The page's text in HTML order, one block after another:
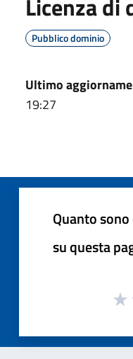
Licenza
Pubblico dominio
Ultimo
19:27
Quanto
su questa